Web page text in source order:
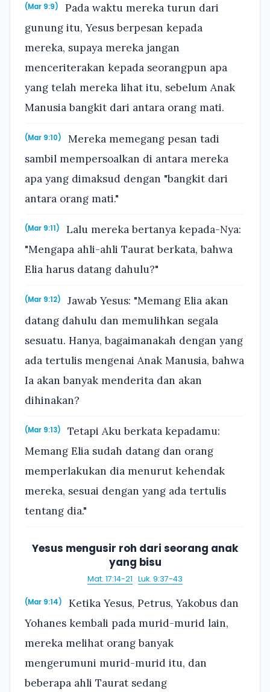
(Mar 9:9)
Pada waktu mereka turun dari
gunung itu, Yesus berpesan kepada
mereka, supaya mereka jangan
menceriterakan kepada seorangpun apa
yang telah mereka lihat itu, sebelum Anak
Manusia bangkit dari antara orang mati.
(Mar 9:10)
Mereka memegang pesan tadi
sambil mempersoalkan di antara mereka
apa yang dimaksud dengan "bangkit dari
antara orang mati."
(Mar 9:11)
Lalu mereka bertanya kepada-Nya:
"Mengapa ahli-ahli Taurat berkata, bahwa
Elia harus datang dahulu?"
(Mar 9:12)
Jawab Yesus: "Memang Elia akan
datang dahulu dan memulihkan segala
sesuatu. Hanya, bagaimanakah dengan yang
ada tertulis mengenai Anak Manusia, bahwa
Ia akan banyak menderita dan akan
dihinakan?
(Mar 9:13)
Tetapi Aku berkata kepadamu:
Memang Elia sudah datang dan orang
memperlakukan dia menurut kehendak
mereka, sesuai dengan yang ada tertulis
tentang dia."
Yesus mengusir roh dari seorang anak
yang bisu
Mat. 17:14-21 · Luk. 9:37-43
(Mar 9:14)
Ketika Yesus, Petrus, Yakobus dan
Yohanes kembali pada murid-murid lain,
mereka melihat orang banyak
mengerumuni murid-murid itu, dan
beberapa ahli Taurat sedang